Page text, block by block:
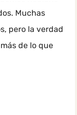
Muchas
pero la verdad
de lo que